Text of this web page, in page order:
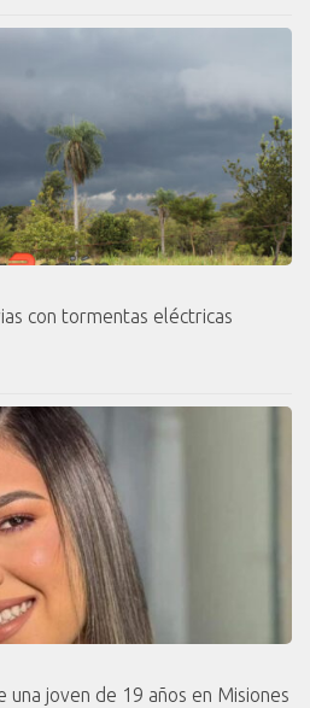
con tormentas eléctricas
una joven de 19 años en Misiones